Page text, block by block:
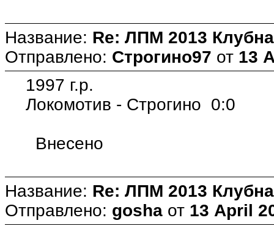
Название: Re: ЛПМ 2013
Отправлено: Строгино97 от 13
1997 г.р.
Локомотив - Строгино 0:0
Внесено
Название: Re: ЛПМ 2013
Отправлено: gosha от 13 April